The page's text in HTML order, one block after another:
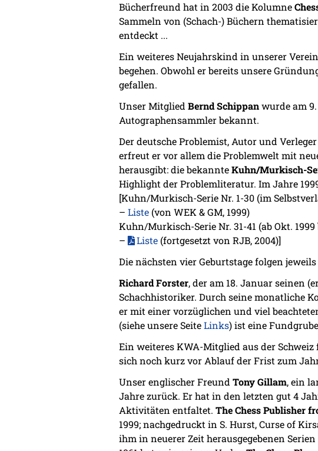
Bücherfreund hat in 2003 die Kolumne
Sammeln von (Schach-) Büchern
entdeckt ...
Ein weiteres Neujahrskind in unserer
begehen. Obwohl er bereits unsere
gefallen.
Unser Mitglied Bernd Schippanwurde am
Autographensammler bekannt.
Der deutsche Problemist, Autor und Verleger
erfreut er vor allem die Problemwelt mit
herausgibt: die bekannteKuhn/Murkisch-
Highlight der Problemliteratur. Im Jahre
[Kuhn/Murkisch-Serie Nr. 1-30 (im
– Liste(von WEK & GM, 1999)
Kuhn/Murkisch-Serie Nr. 31-41 (ab Okt.
–
Liste(fortgesetzt von RJB, 2004)]
Die nächsten vier Geburtstage folgen
Richard Forster, der am 18. Januar seinen
Schachhistoriker. Durch seine monatliche
er mit einer vorzüglichen und viel
(siehe unsere SeiteLinks) ist eine
Ein weiteres KWA-Mitglied aus der Schweiz
sich noch kurz vor Ablauf der Frist zum
Unser englischer Freund Tony Gillam, ein
Jahre zurück. Er hat in den letzten gut 4
Aktivitäten entfaltet. The Chess Publisher
1999; nachgedruckt in S. Hurst, Curse of
ihm in neuerer Zeit herausgegebenen Serien